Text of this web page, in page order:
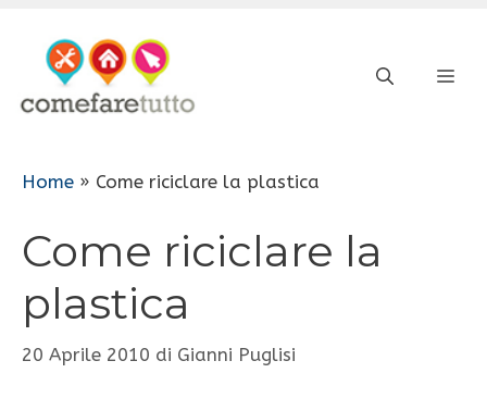
contenuto
Home » Come riciclare la plastica
Come riciclare la
plastica
20 Aprile 2010 di Gianni Puglisi